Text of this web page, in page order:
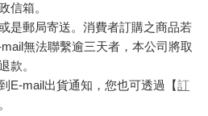
信箱。
是郵局寄送。消費者訂購之商品若
無法聯繫逾三天者，本公司將取
款。
E-mail出貨通知，您也可透過【訂